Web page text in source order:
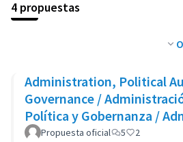
4 propuestas
Administration, Political
Governance /
Política y Gobernanza /
Autonomie Politique et
Propuesta oficial 5 2